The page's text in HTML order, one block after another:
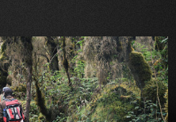
Ruanda
Uganda
Äthiopien